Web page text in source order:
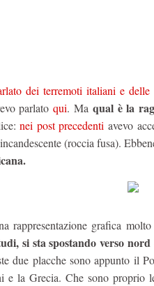
dei terremoti italiani e
parlatoqui. Ma qual è la
nei post precedentiavevo
(roccia fusa).
rappresentazione grafica molto
si sta spostando verso
due placche sono appunto il
e la Grecia. Che sono proprio